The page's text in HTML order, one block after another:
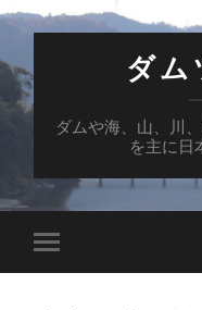
ダム
ダムや海、山、川
を主に日
モ
バ